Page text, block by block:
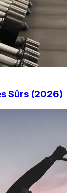
Sûrs (2026)